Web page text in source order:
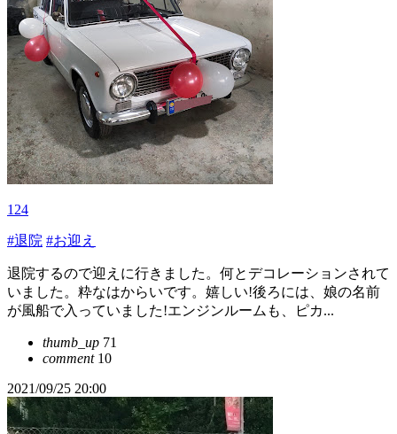
124
#退院 #お迎え
退院するので迎えに行きました。何とデコレーションされて
いました。粋なはからいです。嬉しい!後ろには、娘の名前
が風船で入っていました!エンジンルームも、ピカ...
thumb_up 71
comment10
2021/09/25 20:00